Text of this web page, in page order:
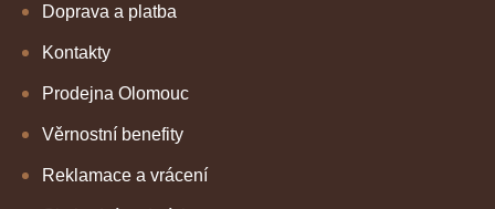
Doprava a platba
Kontakty
Prodejna Olomouc
Věrnostní benefity
Reklamace a vrácení